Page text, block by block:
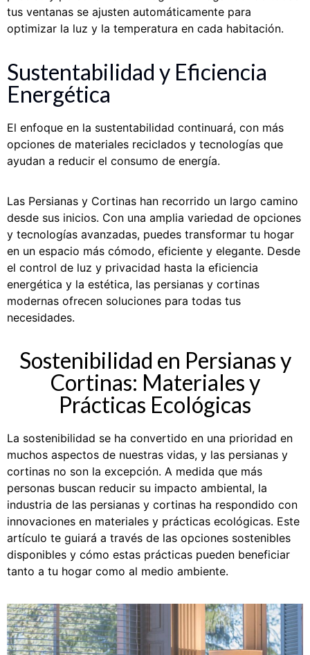
tus ventanas se ajusten automáticamente para
optimizar la luz y la temperatura en cada habitación.
Sustentabilidad y Eficiencia
Energética
El enfoque en la sustentabilidad continuará, con más
opciones de materiales reciclados y tecnologías que
ayudan a reducir el consumo de energía.
Las Persianas y Cortinas han recorrido un largo camino
desde sus inicios. Con una amplia variedad de opciones
y tecnologías avanzadas, puedes transformar tu hogar
en un espacio más cómodo, eficiente y elegante. Desde
el control de luz y privacidad hasta la eficiencia
energética y la estética, las persianas y cortinas
modernas ofrecen soluciones para todas tus
necesidades.
Sostenibilidad en Persianas y
Cortinas: Materiales y
Prácticas Ecológicas
La sostenibilidad se ha convertido en una prioridad en
muchos aspectos de nuestras vidas, y las persianas y
cortinas no son la excepción. A medida que más
personas buscan reducir su impacto ambiental, la
industria de las persianas y cortinas ha respondido con
innovaciones en materiales y prácticas ecológicas. Este
artículo te guiará a través de las opciones sostenibles
disponibles y cómo estas prácticas pueden beneficiar
tanto a tu hogar como al medio ambiente.